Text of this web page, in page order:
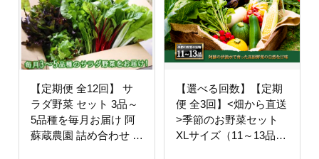
【定期便 全12回】 サ
ラダ野菜 セット 3品～
5品種を毎月お届け 阿
蘇蔵農園 詰め合わせ や
【選べる回数】【定期
便 全3回】<畑から直送
>季節のお野菜セット
XLサイズ（11～13品）